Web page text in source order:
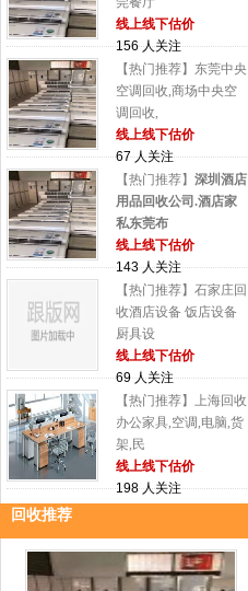
线上线下估价
156 人关注
【热门推荐】东莞中央
空调回收,商场中央空
调回收,
线上线下估价
67 人关注
【热门推荐】 深圳酒店
用品回收公司.酒店家
私东莞布
线上线下估价
143 人关注
【热门推荐】石家庄回
收酒店设备 饭店设备
厨具设
线上线下估价
69 人关注
【热门推荐】上海回收
办公家具,空调,电脑,货
架,民
线上线下估价
198 人关注
回收推荐